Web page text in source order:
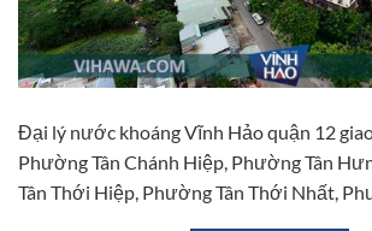
Đại lý nước khoáng Vĩnh Hảo quận 12
Phường Tân Chánh Hiệp, Phường Tân
Tân Thới Hiệp, Phường Tân Thới Nhất,